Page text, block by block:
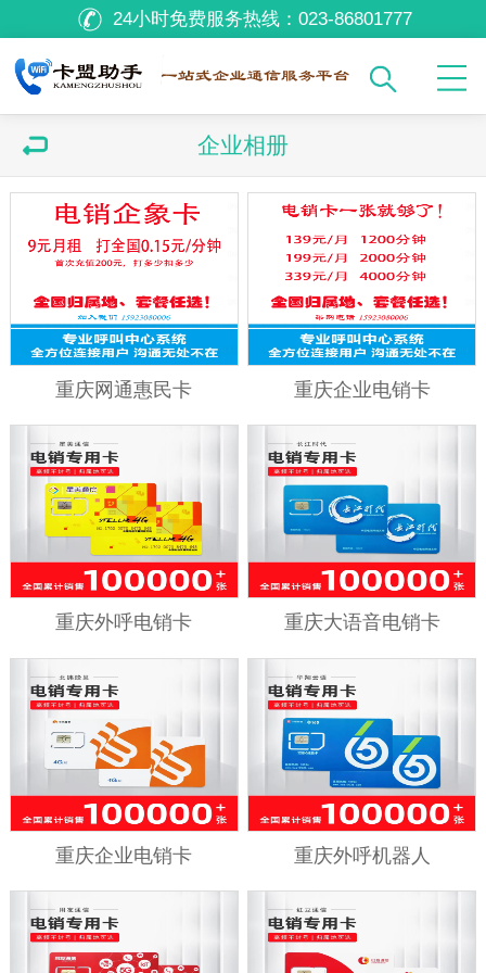
24小时免费服务热线： 023-86801777
企业相册
重庆网通惠民卡 重庆企业电销卡
重庆外呼电销卡 重庆大语音电销卡
重庆企业电销卡 重庆外呼机器人